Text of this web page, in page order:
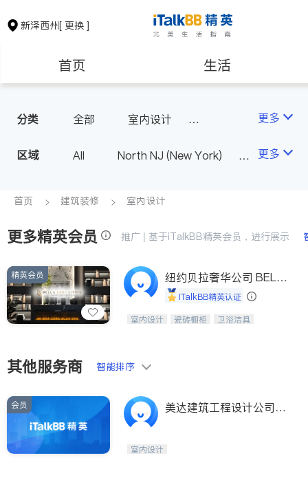
新泽西州[ 更换 ]
首页 生活
保险理财 房地产租售
银行贷款
建筑装修 教育
养老 非盈利组织
分类 全部
室内设计
卫浴洁具
地板建材
更多
区域 All
North NJ (New York)
更多
首页 建筑装修 室内设计
更多精英会员 推广 | 基于iTalkBB精英会员，进行展示
精英会员
纽约贝拉奢华公司 BELL
A LUXE
iTalkBB精英认证
设计、制造、安装一体化，打造高端定
室内设计 瓷砖橱柜
卫浴洁具
其他服务商 智能排序
会员
美达建筑工程设计公司 P.
室内设计